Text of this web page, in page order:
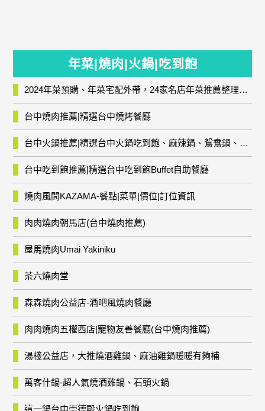
年菜|燒肉|火鍋|吃到飽
2024年菜預購、年菜宅配外帶，24家名店年菜推薦整理，圍爐輕鬆上菜團圓趣
台中燒肉推薦|精選台中燒烤餐廳
台中火鍋推薦|精選台中火鍋吃到飽、麻辣鍋、鴛鴦鍋、石頭火鍋、酸菜白肉鍋、海鮮鍋、燒酒雞、麻油雞、壽喜燒等熱門人氣火鍋店!
台中吃到飽推薦|精選台中吃到飽Buffet自助餐廳
燒肉風間KAZAMA-餐點|菜單|價位|訂位資訊
肉肉燒肉朝馬店(台中燒肉推薦)
屋馬燒肉Umai Yakiniku
茶六燒肉堂
森森燒肉公益店-酒吧風燒肉餐廳
肉肉燒肉五權西店|寵物友善餐廳(台中燒肉推薦)
湯棧公益店，大推燒酒雞鍋、麻油雞鍋暖暖有夠補
萬客什鍋-超人氣燒酒雞鍋、石頭火鍋